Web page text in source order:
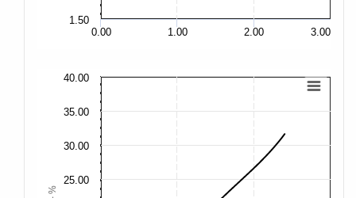
0.00 1.00 2.00 3.00
1.50
25.00
30.00
35.00
40.00